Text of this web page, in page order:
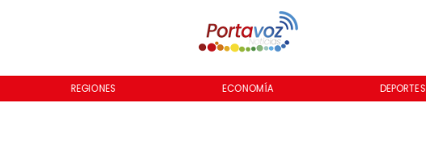
REGIONES ECONOMÍA DEPORTES